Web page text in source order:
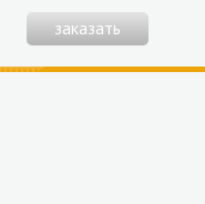
заказать